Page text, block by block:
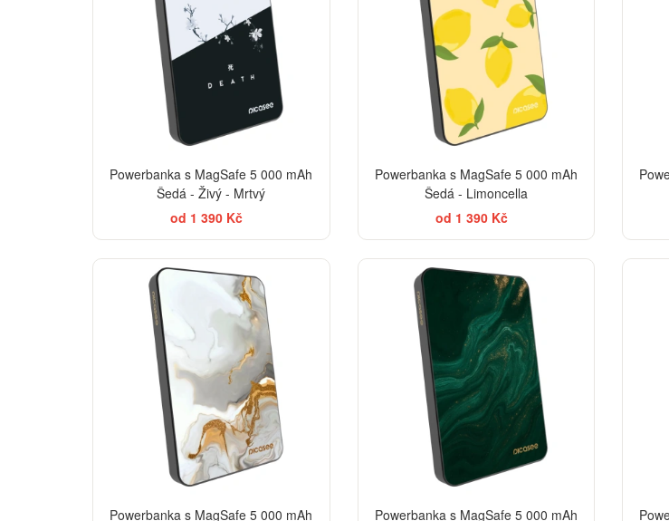
Powerbanka s MagSafe 5 000 mAh
Šedá - Živý - Mrtvý
od 1 390 Kč
Powerbanka s MagSafe 5 000 mAh
Šedá - Limoncella
od 1 390 Kč
Powerbanka s MagSafe 5 000 mAh
Powerbanka s MagSafe 5 000 mAh